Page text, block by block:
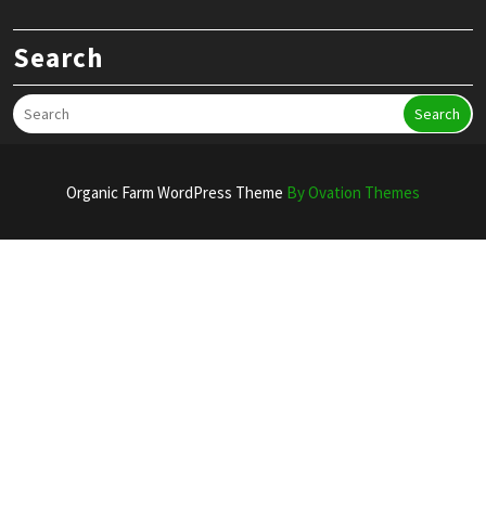
Search
Search
Organic Farm WordPress Theme By Ovation Themes